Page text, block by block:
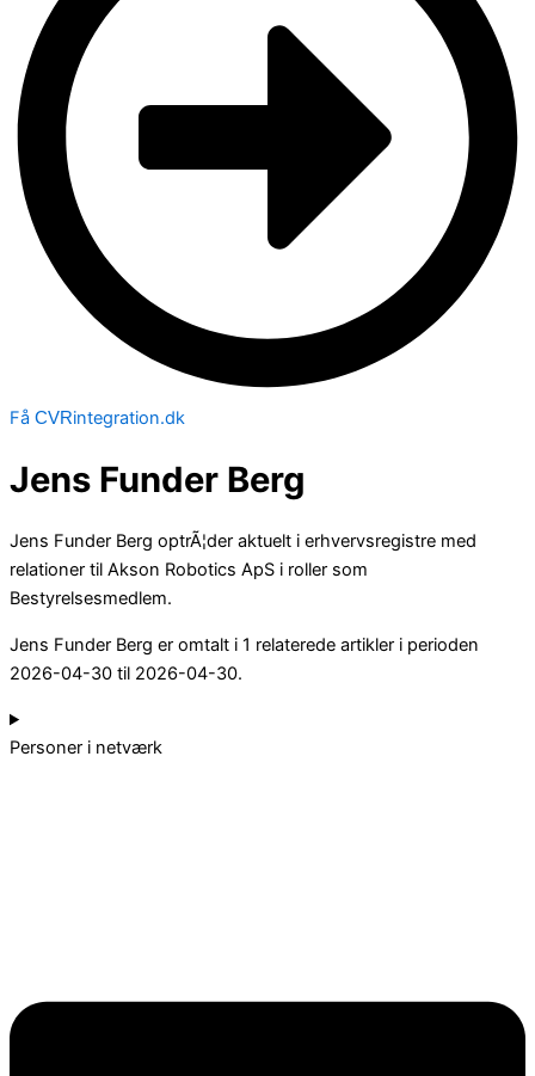
Få CVRintegration.dk
Jens Funder Berg
Jens Funder Berg optrÃ¦der aktuelt i erhvervsregistre med
relationer til Akson Robotics ApS i roller som
Bestyrelsesmedlem.
Jens Funder Berg er omtalt i 1 relaterede artikler i perioden
2026-04-30 til 2026-04-30.
Personer i netværk